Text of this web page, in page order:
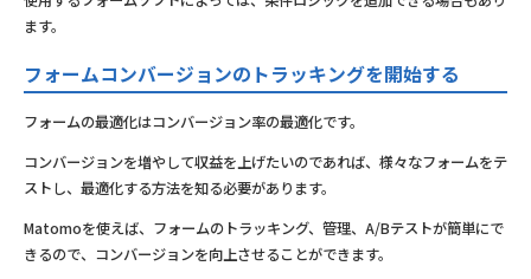
ます。
フォームコンバージョンのトラッキングを開始する
フォームの最適化はコンバージョン率の最適化です。
コンバージョンを増やして収益を上げたいのであれば、様々なフォームをテ
ストし、最適化する方法を知る必要があります。
Matomoを使えば、フォームのトラッキング、管理、A/Bテストが簡単にで
きるので、コンバージョンを向上させることができます。